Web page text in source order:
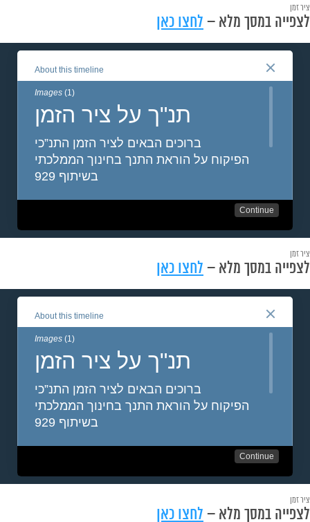
ציר זמן
לצפייה במסך מלא – לחצו כאן
ציר זמן
לצפייה במסך מלא – לחצו כאן
ציר זמן
לצפייה במסך מלא – לחצו כאן